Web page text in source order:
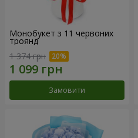
Монобукет з 11 червоних
троянд
1 374 грн
Замовити